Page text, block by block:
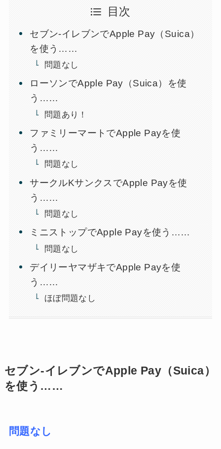
目次
セブン-イレブンでApple Pay（Suica）
を使う……
問題なし
ローソンでApple Pay（Suica）を使
う……
問題あり！
ファミリーマートでApple Payを使
う……
問題なし
サークルKサンクスでApple Payを使
う……
問題なし
ミニストップでApple Payを使う……
問題なし
デイリーヤマザキでApple Payを使
う……
ほぼ問題なし
セブン-イレブンでApple Pay（Suica）
を使う……
問題なし